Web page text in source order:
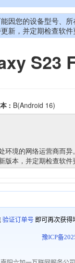
验证订单号 即可再次获得
豫ICP备